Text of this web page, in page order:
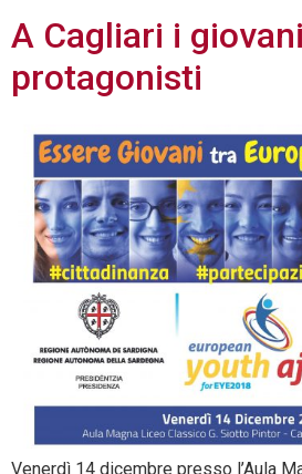
A Cagliari i
protagonisti
Venerdì 14 dicembre presso l’Aula